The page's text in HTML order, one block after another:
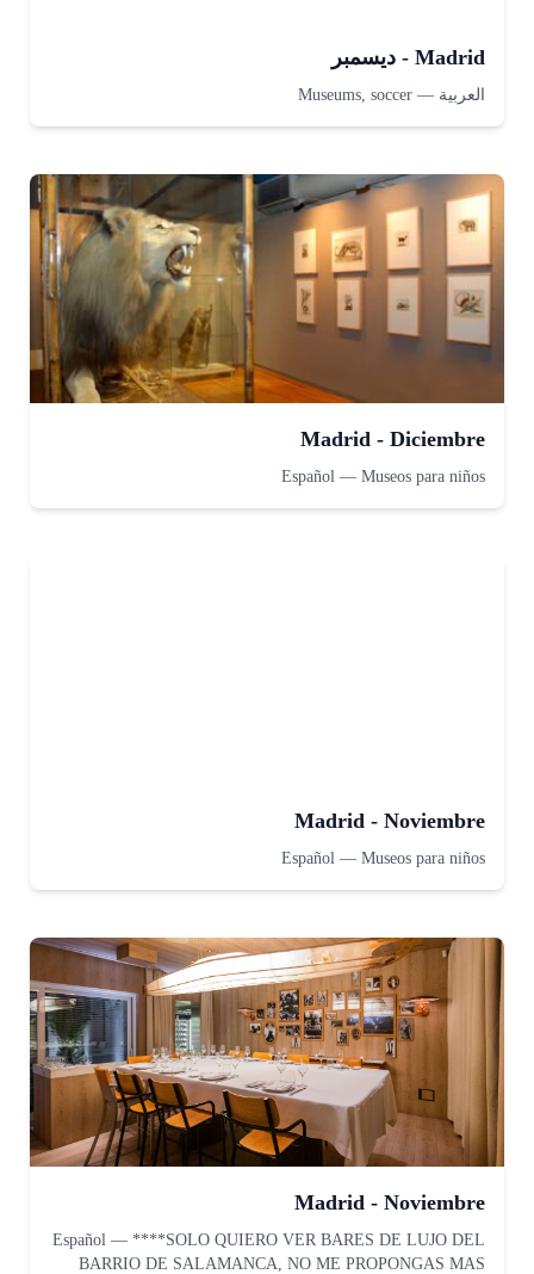
Madrid - ديسمبر
العربية —
Museums, soccer
Madrid - Diciembre
Español — Museos para niños
Madrid - Noviembre
Español — Museos para niños
Madrid - Noviembre
Español — ****SOLO QUIERO VER BARES DE LUJO DEL
BARRIO DE SALAMANCA, NO ME PROPONGAS MAS